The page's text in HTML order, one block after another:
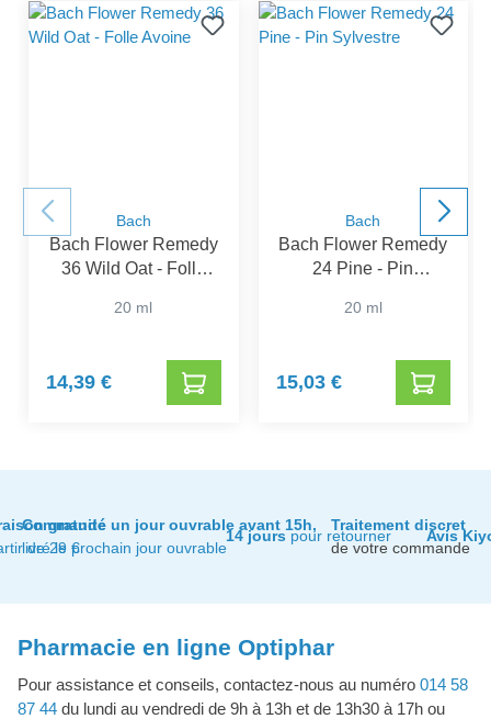
Bach
Bach Flower Remedy
36 Wild Oat - Folle
20 ml
14,39 €
Bach
Bach Flower Remedy
24 Pine - Pin
20 ml
15,03 €
gratuite
de 29 €
Commandé un jour ouvrable avant 15h,
livré le prochain jour ouvrable
14 jourspour retourner
Traitement discret
de votre commande
Avis
Pharmacie en ligne Optiphar
Pour assistance et conseils, contactez-nous au numéro 014 58
87 44 du lundi au vendredi de 9h à 13h et de 13h30 à 17h ou